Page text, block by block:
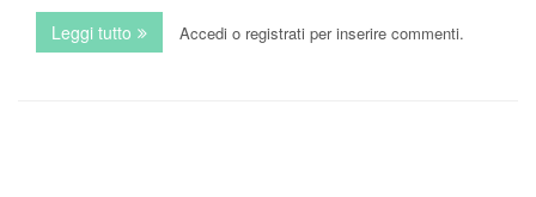
Leggi tutto su La festa del papà non si discute!
Accedi o registrati per inserire commenti.